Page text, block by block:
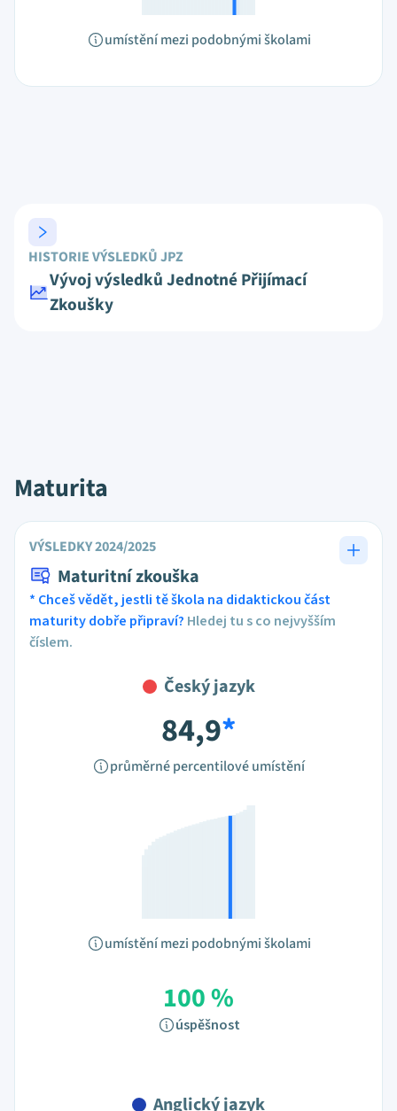
umístění mezi podobnými školami
HISTORIE VÝSLEDKŮ JPZ
Vývoj výsledků Jednotné Přijímací
Zkoušky
Maturita
VÝSLEDKY 2024/2025
Maturitní zkouška
* Chceš vědět, jestli tě škola na didaktickou část
maturity dobře připraví? Hledej tu s co nejvyšším
číslem.
Český jazyk
84,9*
průměrné percentilové umístění
umístění mezi podobnými školami
100 %
úspěšnost
Anglický jazyk